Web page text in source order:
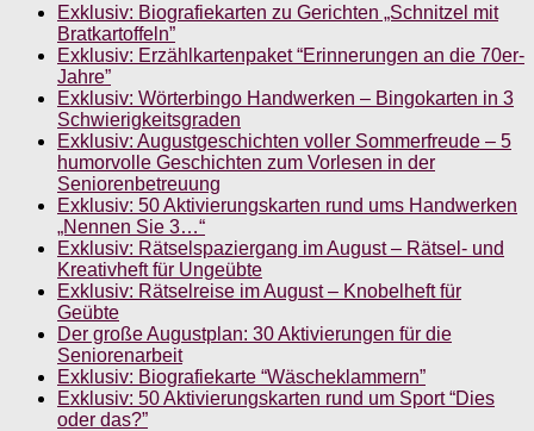
Exklusiv: Biografiekarten zu Gerichten „Schnitzel mit
Bratkartoffeln”
Exklusiv: Erzählkartenpaket “Erinnerungen an die 70er-
Jahre”
Exklusiv: Wörterbingo Handwerken – Bingokarten in 3
Schwierigkeitsgraden
Exklusiv: Augustgeschichten voller Sommerfreude – 5
humorvolle Geschichten zum Vorlesen in der
Seniorenbetreuung
Exklusiv: 50 Aktivierungskarten rund ums Handwerken
„Nennen Sie 3…“
Exklusiv: Rätselspaziergang im August – Rätsel- und
Kreativheft für Ungeübte
Exklusiv: Rätselreise im August – Knobelheft für
Geübte
Der große Augustplan: 30 Aktivierungen für die
Seniorenarbeit
Exklusiv: Biografiekarte “Wäscheklammern”
Exklusiv: 50 Aktivierungskarten rund um Sport “Dies
oder das?”